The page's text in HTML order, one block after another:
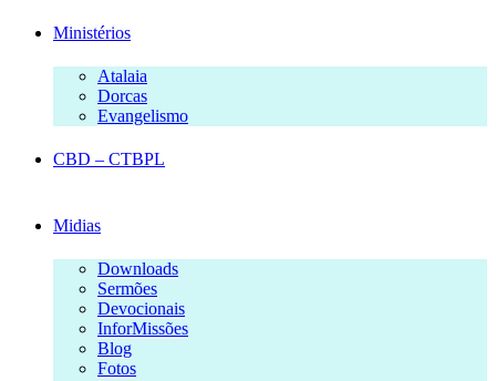
Ministérios
Atalaia
Dorcas
Evangelismo
CBD – CTBPL
Midias
Downloads
Sermões
Devocionais
InforMissões
Blog
Fotos